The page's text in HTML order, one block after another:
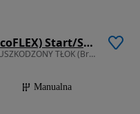
Opel Astra 1.6 D (CDTI DPF ecoFLEX) Start/Stop Edition
1598 cm3 • 136 KM • 1.6 CDTI, 136KM, USZKODZONY TŁOK (Brak ciśnienia), ORG Przebieg, Z DE!
Manualna